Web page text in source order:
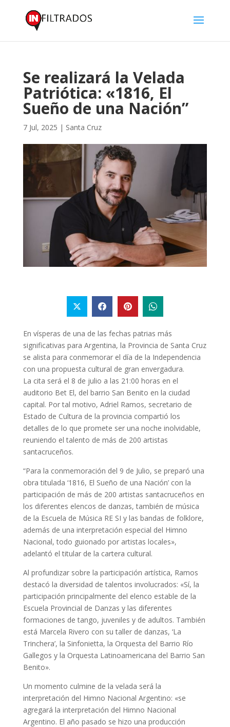
Se realizará la Velada
Patriótica: «1816, El
Sueño de una Nación”
7 Jul, 2025 | Santa Cruz
En vísperas de una de las fechas patrias más
significativas para Argentina, la Provincia de Santa Cruz
se alista para conmemorar el día de la Independencia
con una propuesta cultural de gran envergadura.
La cita será el 8 de julio a las 21:00 horas en el
auditorio Bet El, del barrio San Benito en la ciudad
capital. Por tal motivo, Adriel Ramos, secretario de
Estado de Cultura de la provincia compartió los
detalles de lo que promete ser una noche inolvidable,
reuniendo el talento de más de 200 artistas
santacruceños.
“Para la conmemoración del 9 de Julio, se preparó una
obra titulada ‘1816, El Sueño de una Nación’ con la
participación de más de 200 artistas santacruceños en
los diferentes elencos de danzas, también de música
de la Escuela de Música RE SI y las bandas de folklore,
además de una interpretación especial del Himno
Nacional, todo guionado por artistas locales»,
adelantó el titular de la cartera cultural.
Al profundizar sobre la participación artística, Ramos
destacó la diversidad de talentos involucrados: «Sí, la
participación principalmente del elenco estable de la
Escuela Provincial de Danzas y las diferentes
formaciones de tango, juveniles y de adultos. También
está Marcela Rivero con su taller de danzas, ‘La
Trinchera’, la Sinfonietta, la Orquesta del Barrio Río
Gallegos y la Orquesta Latinoamericana del Barrio San
Benito».
Un momento culmine de la velada será la
interpretación del Himno Nacional Argentino: «se
agregará la interpretación del Himno Nacional
Argentino. El año pasado se hizo una producción